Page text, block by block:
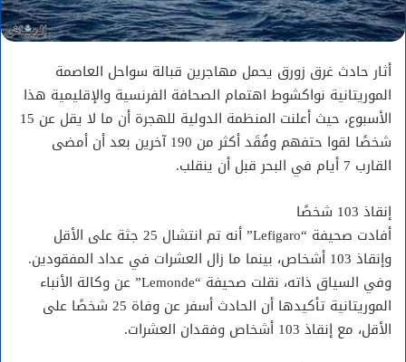
أثار حادث غرق زورق يحمل مهاجرين قبالة سواحل العاصمة
الموريتانية نواكشوط اهتمام الصحافة الفرنسية والإقليمية هذا
الأسبوع، حيث أعلنت المنظمة الدولية للهجرة أن ما لا يقل عن 15
شخصًا لقوا حتفهم وفُقَد أكثر من 190 آخرين بعد أن أمضى
القارب 7 أيام في البحر قبل أن ينقلب.
إنقاذ 103 شخصًا
أفادت صحيفة “Lefigaro” أنه تم انتشال 25 جثة على الأقل
وإنقاذ 103 أشخاص، بينما ما زال العشرات في عداد المفقودين.
وفي السياق ذاته، نقلت صحيفة “Lemonde” عن وكالة الأنباء
الموريتانية تأكيدها أن الحادث أسفر عن وفاة 25 شخصًا على
الأقل، مع إنقاذ 103 أشخاص وفقدان العشرات.